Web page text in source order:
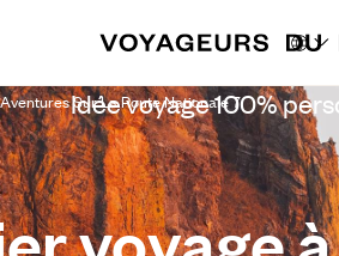
Sur La Route Nationale 7
Idée voyage 100%